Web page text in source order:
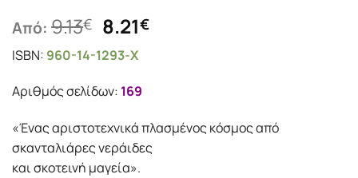
Από: 9.13€ Original
price
was:
9.13€.
8.21€Η
ISBN: 960-14-1293-Χ
Αριθμός σελίδων: 169
«Ένας αριστοτεχνικά πλασμένος κόσμος από
σκανταλιάρες νεράιδες
και σκοτεινή μαγεία».